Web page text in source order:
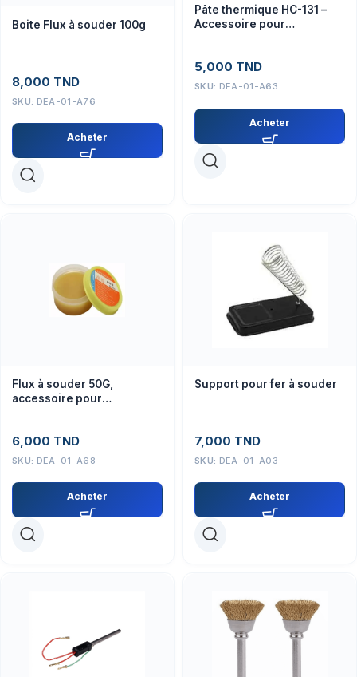
Boite Flux à souder 100g
8,000 TND
SKU: DEA-01-A76
Acheter
Pâte thermique HC-131 –
Accessoire pour
5,000 TND
SKU: DEA-01-A63
Acheter
Flux à souder 50G,
accessoire pour
6,000 TND
SKU: DEA-01-A68
Acheter
Support pour fer à souder
7,000 TND
SKU: DEA-01-A03
Acheter